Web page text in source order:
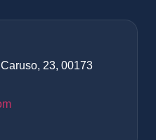
23, 00173